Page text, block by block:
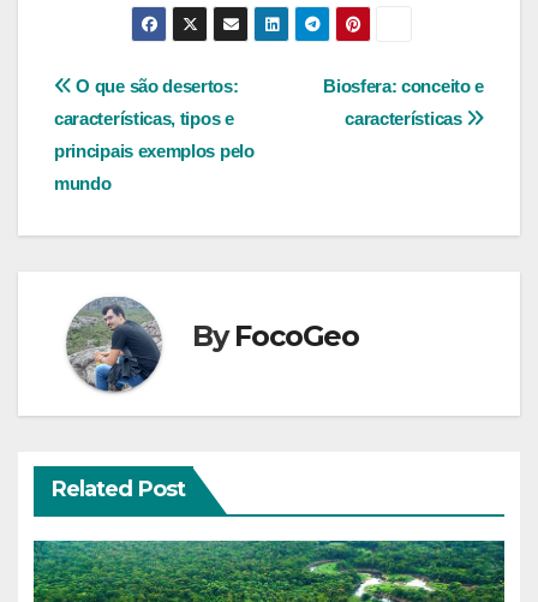
Navegação
de
Post
Biosfera: conceito e
características
O que são desertos:
características, tipos e
principais exemplos pelo
mundo
ByFocoGeo
Related Post